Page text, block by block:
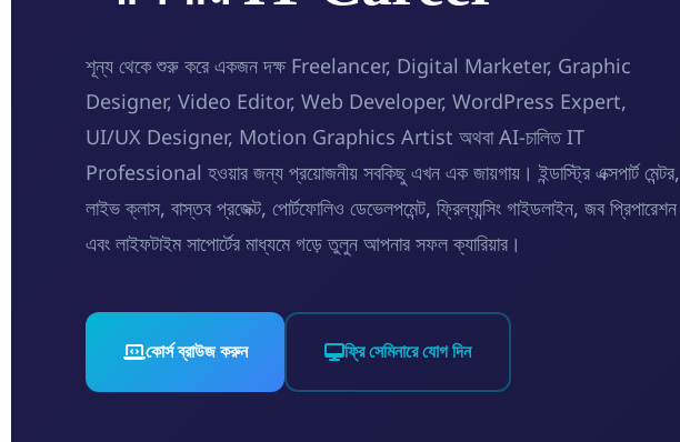
শূন্য থেকে শুরু করে একজন দক্ষ Freelancer, Digital Marketer, Graphic
Designer, Video Editor, Web Developer, WordPress Expert,
UI/UX Designer, Motion Graphics Artist অথবা AI-চালিত IT
Professional হওয়ার জন্য প্রয়োজনীয় সবকিছু এখন এক জায়গায়। ইন্ডাস্ট্রি এক্সপার্ট মেন্টর,
লাইভ ক্লাস, বাস্তব প্রজেক্ট, পোর্টফোলিও ডেভেলপমেন্ট, ফ্রিল্যান্সিং গাইডলাইন, জব প্রিপারেশন
এবং লাইফটাইম সাপোর্টের মাধ্যমে গড়ে তুলুন আপনার সফল ক্যারিয়ার।
কোর্স ব্রাউজ করুন ফ্রি সেমিনারে যোগ দিন